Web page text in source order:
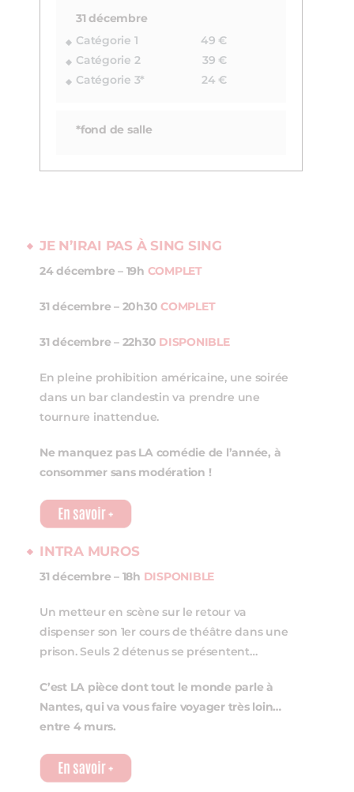
31 décembre
Catégorie 1
49 €
Catégorie 2
39 €
Catégorie 3*
24 €
*fond de salle
JE N’IRAI PAS À SING SING
24 décembre – 19h COMPLET
31 décembre – 20h30 COMPLET
31 décembre – 22h30 DISPONIBLE
En pleine prohibition américaine, une soirée
dans un bar clandestin va prendre une
tournure inattendue.
Ne manquez pas LA comédie de l’année, à
consommer sans modération !
INTRA MUROS
31 décembre – 18h DISPONIBLE
Un metteur en scène sur le retour va
dispenser son 1er cours de théâtre dans une
prison. Seuls 2 détenus se présentent…
C’est LA pièce dont tout le monde parle à
Nantes, qui va vous faire voyager très loin…
entre 4 murs.